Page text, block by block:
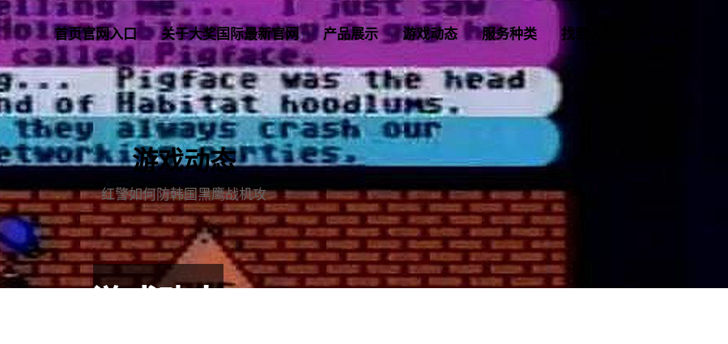
首页官网入口 关于大奖国际最新官网 产品展示 游戏动态 服务种类 找到大奖国际18dj18
游戏动态
红警如何防韩国黑鹰战机攻